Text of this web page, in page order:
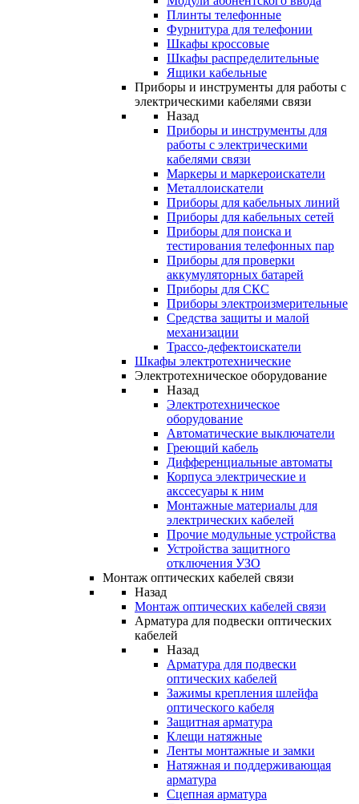
Плинты телефонные
Фурнитура для телефонии
Шкафы кроссовые
Шкафы распределительные
Ящики кабельные
Приборы и инструменты для работы с
электрическими кабелями связи
Назад
Приборы и инструменты для
работы с электрическими
кабелями связи
Маркеры и маркероискатели
Металлоискатели
Приборы для кабельных линий
Приборы для кабельных сетей
Приборы для поиска и
тестирования телефонных пар
Приборы для проверки
аккумуляторных батарей
Приборы для СКС
Приборы электроизмерительные
Средства защиты и малой
механизации
Трассо-дефектоискатели
Шкафы электротехнические
Электротехническое оборудование
Назад
Электротехническое
оборудование
Автоматические выключатели
Греющий кабель
Дифференциальные автоматы
Корпуса электрические и
акссесуары к ним
Монтажные материалы для
электрических кабелей
Прочие модульные устройства
Устройства защитного
отключения УЗО
Монтаж оптических кабелей связи
Назад
Монтаж оптических кабелей связи
Арматура для подвески оптических
кабелей
Назад
Арматура для подвески
оптических кабелей
Зажимы крепления шлейфа
оптического кабеля
Защитная арматура
Клещи натяжные
Ленты монтажные и замки
Натяжная и поддерживающая
арматура
Сцепная арматура